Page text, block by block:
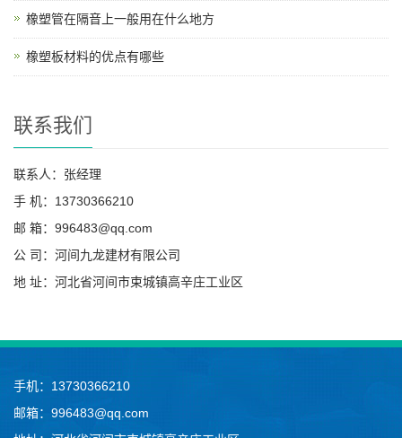
橡塑管在隔音上一般用在什么地方
橡塑板材料的优点有哪些
联系我们
联系人：张经理
手 机：13730366210
邮 箱：996483@qq.com
公 司：河间九龙建材有限公司
地 址：河北省河间市束城镇高辛庄工业区
手机：13730366210
邮箱：996483@qq.com